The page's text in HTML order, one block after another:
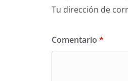
Tu dirección de
Comentario *